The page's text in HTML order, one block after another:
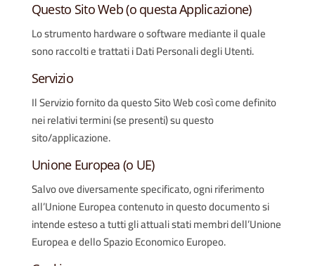
Questo Sito Web (o questa Applicazione)
Lo strumento hardware o software mediante il quale
sono raccolti e trattati i Dati Personali degli Utenti.
Servizio
Il Servizio fornito da questo Sito Web così come definito
nei relativi termini (se presenti) su questo
sito/applicazione.
Unione Europea (o UE)
Salvo ove diversamente specificato, ogni riferimento
all’Unione Europea contenuto in questo documento si
intende esteso a tutti gli attuali stati membri dell’Unione
Europea e dello Spazio Economico Europeo.